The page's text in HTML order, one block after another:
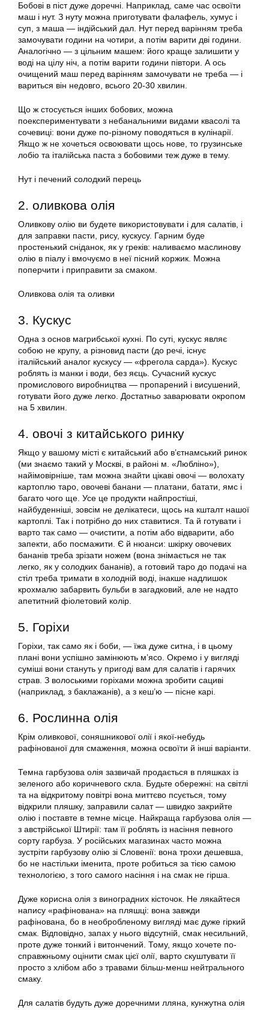
Бобові в піст дуже доречні. Наприклад, саме час освоїти
маш і нут. З нуту можна приготувати фалафель, хумус і
суп, з маша — індійський дал. Нут перед варінням треба
замочувати години на чотири, а потім варити дві години.
Аналогічно — з цільним машем: його краще залишити у
воді на цілу ніч, а потім варити години півтори. А ось
очищений маш перед варінням замочувати не треба — і
вариться він недовго, всього 20-30 хвилин.
Що ж стосується інших бобових, можна
поекспериментувати з небанальними видами квасолі та
сочевиці: вони дуже по-різному поводяться в кулінарії.
Якщо ж не хочеться освоювати щось нове, то грузинське
лобіо та італійська паста з бобовими теж дуже в тему.
Нут і печений солодкий перець
2. оливкова олія
Оливкову олію ви будете використовувати і для салатів, і
для заправки пасти, рису, кускусу. Гарним буде
простенький сніданок, як у греків: наливаємо маслинову
олію в піалу і вмочуємо в неї пісний коржик. Можна
поперчити і приправити за смаком.
Оливкова олія та оливки
3. Кускус
Одна з основ магрибської кухні. По суті, кускус являє
собою не крупу, а різновид пасти (до речі, існує
італійський аналог кускусу — «фрегола сарда»). Кускус
роблять із манки і води, без яєць. Сучасний кускус
промислового виробництва — пропарений і висушений,
готувати його дуже легко. Достатньо заварювати окропом
на 5 хвилин.
4. овочі з китайського ринку
Якщо у вашому місті є китайський або в’єтнамський ринок
(ми знаємо такий у Москві, в районі м. «Любліно»),
найімовірніше, там можна знайти цікаві овочі — волохату
картоплю таро, овочеві банани — платани, батати, ямс і
багато чого ще. Усе це продукти найпростіші,
найбуденніші, зовсім не делікатеси, щось на кшталт нашої
картоплі. Так і потрібно до них ставитися. Та й готувати і
варто так само — очистити, а потім або відварити, або
запекти, або посмажити. Є й нюанси: шкірку овочевих
бананів треба зрізати ножем (вона знімається не так
легко, як у солодких бананів), а готовий таро до подачі на
стіл треба тримати в холодній воді, інакше надлишок
крохмалю забарвить бульби в загадковий, але не надто
апетитний фіолетовий колір.
5. Горіхи
Горіхи, так само як і боби, — їжа дуже ситна, і в цьому
плані вони успішно замінюють м’ясо. Окремо і у вигляді
суміші вони стануть у пригоді вам для салатів і гарячих
страв. З волоськими горіхами можна зробити сациві
(наприклад, з баклажанів), а з кеш’ю — пісне карі.
6. Рослинна олія
Крім оливкової, соняшникової олії і якої-небудь
рафінованої для смаження, можна освоїти й інші варіанти.
Темна гарбузова олія зазвичай продається в пляшках із
зеленого або коричневого скла. Будьте обережні: на світлі
та на відкритому повітрі вона миттєво псується, тому
відкрили пляшку, заправили салат — швидко закрийте
олію і поставте в темне місце. Найкраща гарбузова олія —
з австрійської Штирії: там її роблять із насіння певного
сорту гарбуза. У російських магазинах часто можна
зустріти гарбузову олію зі Словенії: вона трохи дешевша,
бо не настільки іменита, проте робиться за тією самою
технологією, з того самого насіння і на смак не гірша.
Дуже корисна олія з виноградних кісточок. Не лякайтеся
напису «рафінована» на пляшці: вона завжди
рафінована, бо в необробленому вигляді має дуже гіркий
смак. Відповідно, запах у нього відсутній, смак несильний,
проте дуже тонкий і витончений. Тому, якщо хочете по-
справжньому оцінити смак цієї олії, варто скуштувати її
просто з хлібом або з травами більш-менш нейтрального
смаку.
Для салатів будуть дуже доречними лляна, кунжутна олія